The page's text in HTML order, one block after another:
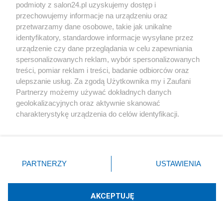
Społeczeństwo
Kultura
X Facebook Instagram Youtube
podmioty z salon24.pl uzyskujemy dostęp i
przechowujemy informacje na urządzeniu oraz
przetwarzamy dane osobowe, takie jak unikalne
identyfikatory, standardowe informacje wysyłane przez
urządzenie czy dane przeglądania w celu zapewniania
spersonalizowanych reklam, wybór spersonalizowanych
treści, pomiar reklam i treści, badanie odbiorców oraz
ulepszanie usług. Za zgodą Użytkownika my i Zaufani
Partnerzy możemy używać dokładnych danych
geolokalizacyjnych oraz aktywnie skanować
charakterystykę urządzenia do celów identyfikacji.
zmienić/wycofać klikając przycisk ustawień prywatności
znajdujący się w lewym dolnym rogu strony
rodzaje przetwarzania danych nie wymagają zgody
użytkownika, ale masz prawo sprzeciwić się takiemu
PARTNERZY USTAWIENIA
AKCEPTUJĘ